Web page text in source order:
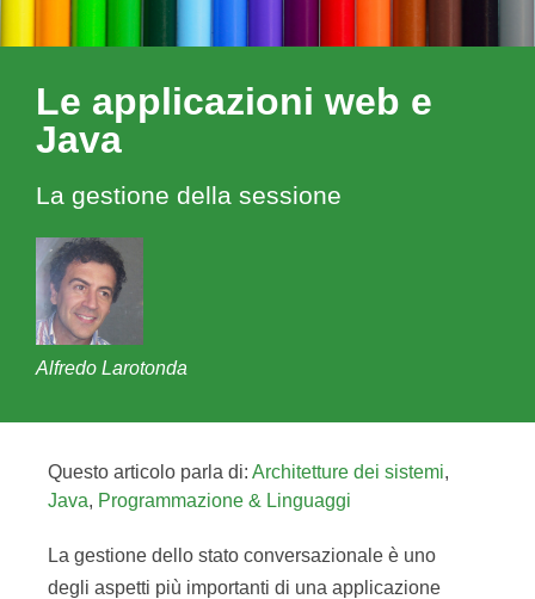
Le applicazioni web e
Java
La gestione della sessione
Alfredo Larotonda
Questo articolo parla di: Architetture dei sistemi,
Java, Programmazione & Linguaggi
La gestione dello stato conversazionale è uno
degli aspetti più importanti di una applicazione